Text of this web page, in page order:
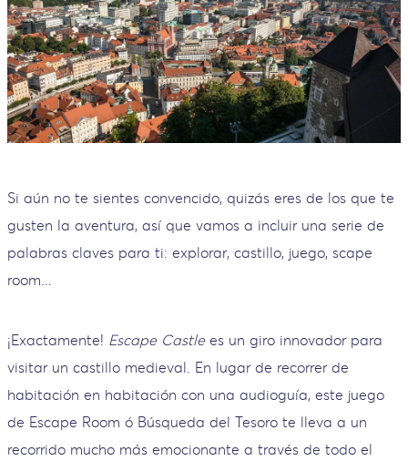
Si aún no te sientes convencido, quizás eres de los que te
gusten la aventura, así que vamos a incluir una serie de
palabras claves para ti: explorar, castillo, juego, scape
room...
¡Exactamente! Escape Castle es un giro innovador para
visitar un castillo medieval. En lugar de recorrer de
habitación en habitación con una audioguía, este juego
de Escape Room ó Búsqueda del Tesoro te lleva a un
recorrido mucho más emocionante a través de todo el